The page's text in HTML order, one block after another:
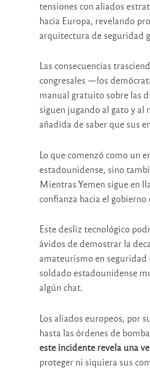
tensiones con aliados
hacia Europa, revelando
arquitectura de seguridad
Las consecuencias
congresales —los
manual gratuito sobre las
siguen jugando al gato y
añadida de saber que sus
Lo que comenzó como un
estadounidense, sino
Mientras Yemen sigue en
confianza hacia el gobierno
Este desliz tecnológico
ávidos de demostrar la
amateurismo en seguridad
soldado estadounidense
algún chat.
Los aliados europeos, por
hasta las órdenes de
este incidente revela una
proteger ni siquiera sus